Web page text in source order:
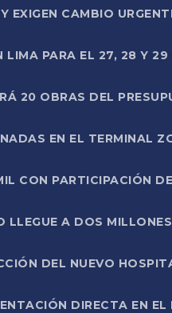
CAMBIO
LIMA PARA EL 27, 28 Y 29
20 OBRAS DEL
EN EL TERMINAL
CON PARTICIPACIÓN
A DOS
DEL NUEVO
DIRECTA EN EL